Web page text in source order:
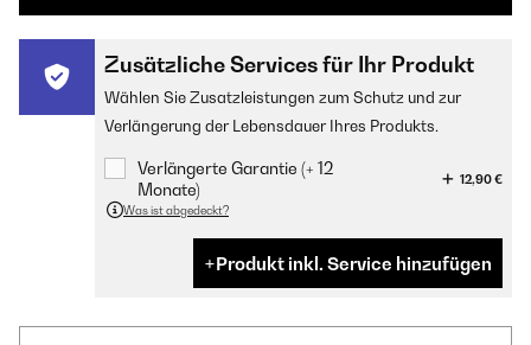
Zusätzliche Services für Ihr Produkt
Wählen Sie Zusatzleistungen zum Schutz und zur
Verlängerung der Lebensdauer Ihres Produkts.
Verlängerte Garantie (+ 12
Monate)
12,90 €
Was ist abgedeckt?
Produkt inkl. Service hinzufügen